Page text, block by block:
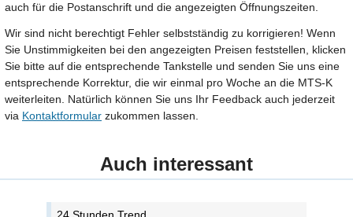
auch für die Postanschrift und die angezeigten Öffnungszeiten.
Wir sind nicht berechtigt Fehler selbstständig zu korrigieren! Wenn
Sie Unstimmigkeiten bei den angezeigten Preisen feststellen, klicken
Sie bitte auf die entsprechende Tankstelle und senden Sie uns eine
entsprechende Korrektur, die wir einmal pro Woche an die MTS-K
weiterleiten. Natürlich können Sie uns Ihr Feedback auch jederzeit
via Kontaktformular zukommen lassen.
Auch interessant